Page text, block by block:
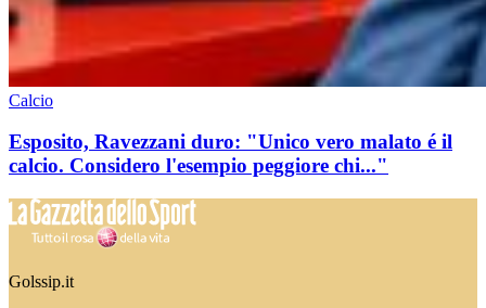
Calcio
Esposito, Ravezzani duro: "Unico vero malato é il
calcio. Considero l'esempio peggiore chi..."
Golssip.it